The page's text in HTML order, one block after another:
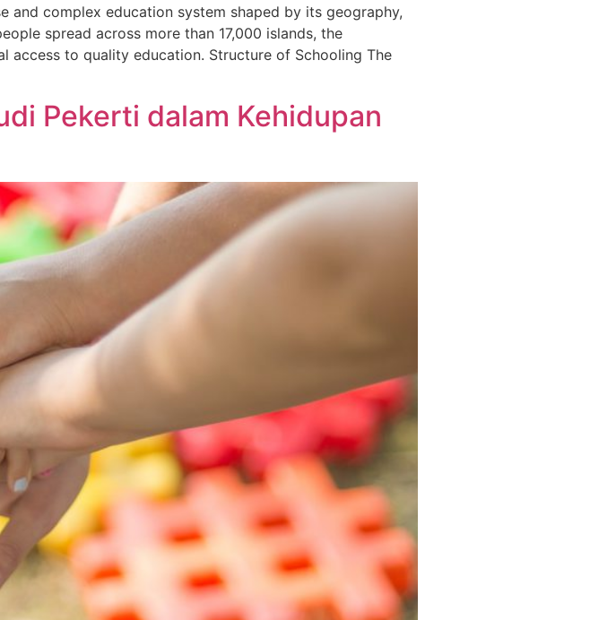
and complex education system shaped by its geography,
spread across more than 17,000 islands, the
access to quality education. Structure of Schooling The
Pekerti dalam Kehidupan